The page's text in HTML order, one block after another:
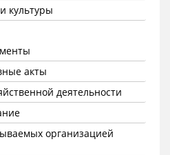
культуры
акты
деятельности
организацией